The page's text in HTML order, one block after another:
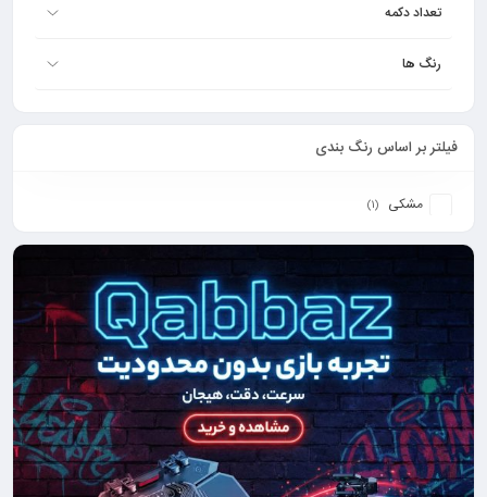
تعداد دکمه
رنگ ها
فیلتر بر اساس رنگ بندی
مشکی (1)